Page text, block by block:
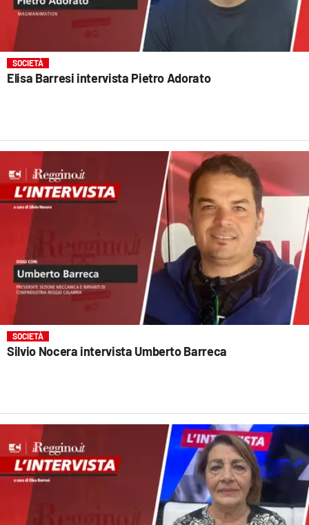
SOCIETÀ
Elisa Barresi intervista Pietro Adorato
SOCIETÀ
Silvio Nocera intervista Umberto Barreca